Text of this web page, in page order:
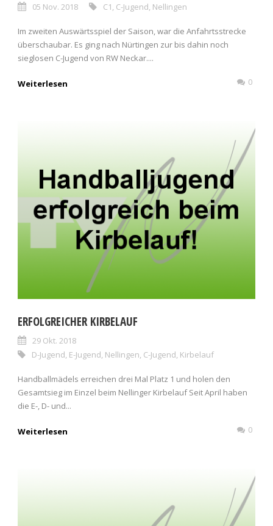
05 Nov. 2018 C1 C-Jugend Nellingen
Im zweiten Auswärtsspiel der Saison, war die Anfahrtsstrecke
überschaubar. Es ging nach Nürtingen zur bis dahin noch
sieglosen C-Jugend von RW Neckar....
Weiterlesen 0
ERFOLGREICHER KIRBELAUF
29 Okt. 2018
D-Jugend, E-Jugend, Nellingen, C-Jugend, Kirbelauf
Handballmädels erreichen drei Mal Platz 1 und holen den
Gesamtsieg im Einzel beim Nellinger Kirbelauf Seit April haben
die E-, D- und...
Weiterlesen 0